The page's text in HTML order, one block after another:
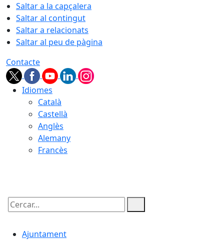
Saltar a la capçalera
Saltar al contingut
Saltar a relacionats
Saltar al peu de pàgina
Contacte
Idiomes
Català
Castellà
Anglès
Alemany
Francès
Cercar:
Ajuntament